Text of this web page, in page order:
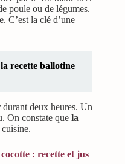
poule ou de légumes.
C’est la clé d’une
recette ballotine
deux heures. Un
On constate que la
cuisine.
: recette et jus